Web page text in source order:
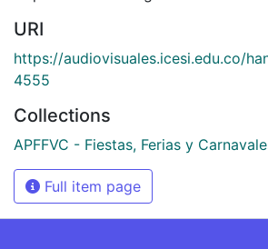
URI
https://audiovisuales.icesi.edu.co/
4555
Collections
APFFVC - Fiestas, Ferias y
Full item page